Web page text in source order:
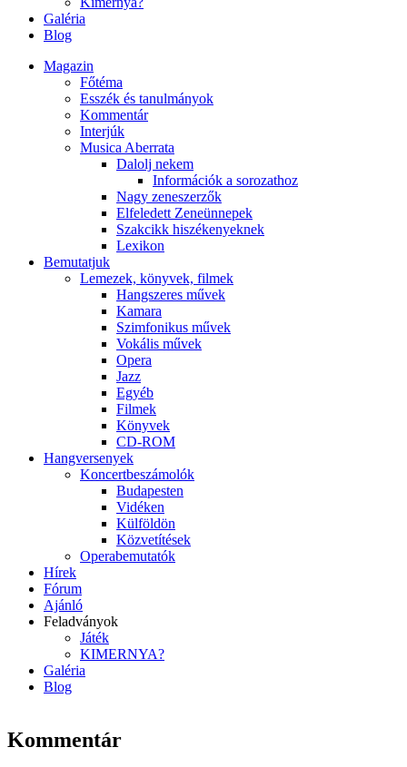
Galéria
Blog
Magazin
Főtéma
Esszék és tanulmányok
Kommentár
Interjúk
Musica Aberrata
Dalolj nekem
Információk a sorozathoz
Nagy zeneszerzők
Elfeledett Zeneünnepek
Szakcikk hiszékenyeknek
Lexikon
Bemutatjuk
Lemezek, könyvek, filmek
Hangszeres művek
Kamara
Szimfonikus művek
Vokális művek
Opera
Jazz
Egyéb
Filmek
Könyvek
CD-ROM
Hangversenyek
Koncertbeszámolók
Budapesten
Vidéken
Külföldön
Közvetítések
Operabemutatók
Hírek
Fórum
Ajánló
Feladványok
Játék
KIMERNYA?
Galéria
Blog
Kommentár